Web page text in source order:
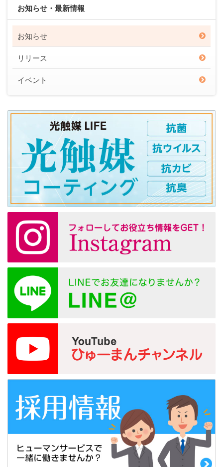
お知らせ・最新情報
お知らせ
リリース
イベント